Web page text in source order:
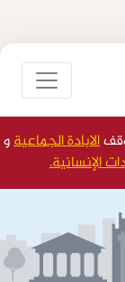
الابادة الجماعيةو
الإنسانية.